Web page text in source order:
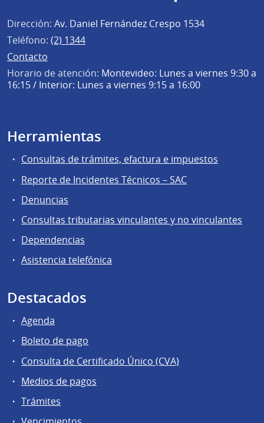
Dirección: Av. Daniel Fernández Crespo 1534
Teléfono: (2) 1344
Contacto
Horario de atención: Montevideo: Lunes a viernes 9:30 a
16:15 / Interior: Lunes a viernes 9:15 a 16:00
Herramientas
Consultas de trámites, efactura e impuestos
Reporte de Incidentes Técnicos – SAC
Denuncias
Consultas tributarias vinculantes y no vinculantes
Dependencias
Asistencia telefónica
Destacados
Agenda
Boleto de pago
Consulta de Certificado Único (CVA)
Medios de pagos
Trámites